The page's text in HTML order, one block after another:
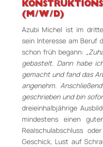
(M/W/D)
Azubi Michel ist im
sein Interesse am Beruf
schon früh begann:
gebastelt. Dann habe
gemacht und fand das
angenehm.
geschrieben und bin
dreieinhalbjährige
mindestens einen
Realschulabschluss
Geschick, Lust auf